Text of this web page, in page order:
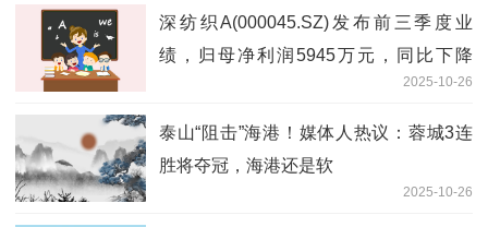
深纺织A(000045.SZ)发布前三季度业
绩，归母净利润5945万元，同比下降
2025-10-26
泰山“阻击”海港！媒体人热议：蓉城3连
胜将夺冠，海港还是软
2025-10-26